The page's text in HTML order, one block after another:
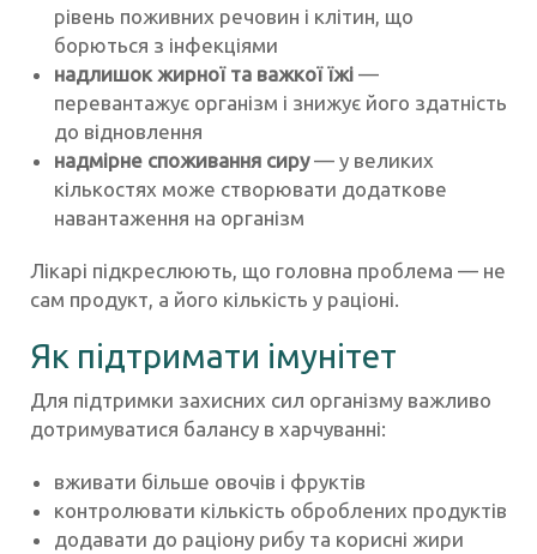
рівень поживних речовин і клітин, що
борються з інфекціями
надлишок жирної та важкої їжі —
перевантажує організм і знижує його здатність
до відновлення
надмірне споживання сиру— у великих
кількостях може створювати додаткове
навантаження на організм
Лікарі підкреслюють, що головна проблема — не
сам продукт, а його кількість у раціоні.
Як підтримати імунітет
Для підтримки захисних сил організму важливо
дотримуватися балансу в харчуванні:
вживати більше овочів і фруктів
контролювати кількість оброблених продуктів
додавати до раціону рибу та корисні жири